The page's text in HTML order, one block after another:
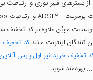
از بسترهای فیبر نوری و
موپُن علاوه بر کد تخفیف
کنندگان اینترنت مانندکد تخفیف
تخفیف خرید غیر اول پارس آنلاین
بهره‌مند شوید.